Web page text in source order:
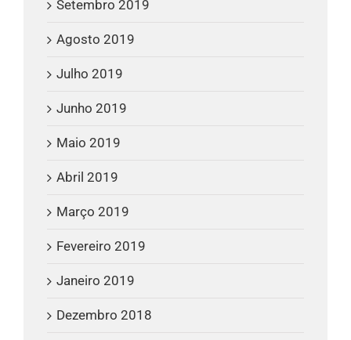
Setembro 2019
Agosto 2019
Julho 2019
Junho 2019
Maio 2019
Abril 2019
Março 2019
Fevereiro 2019
Janeiro 2019
Dezembro 2018